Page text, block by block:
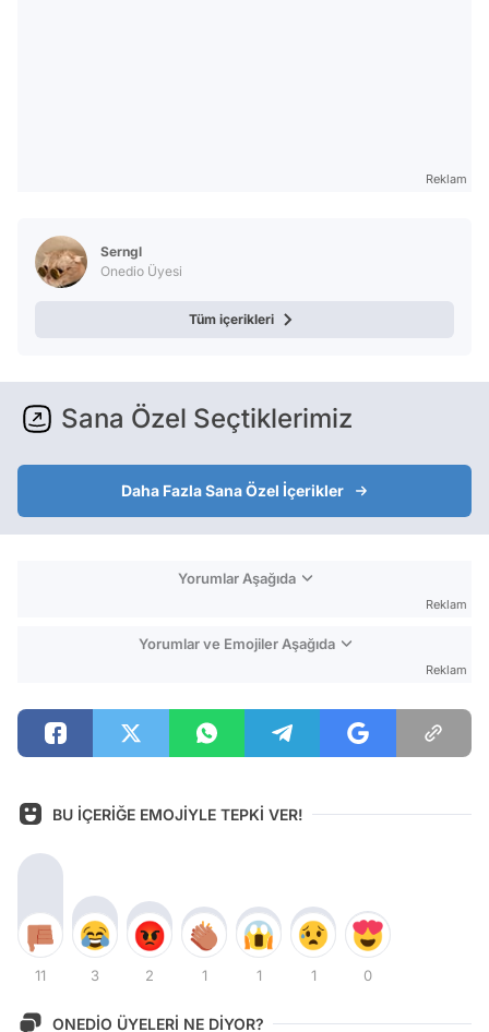
Reklam
Serngl
Onedio Üyesi
Tüm içerikleri
Sana Özel Seçtiklerimiz
Daha Fazla Sana Özel İçerikler
Yorumlar Aşağıda
Reklam
Yorumlar ve Emojiler Aşağıda
Reklam
BU İÇERİĞE EMOJİYLE TEPKİ VER!
11 3 2 1 1 1 0
ONEDİO ÜYELERİ NE DİYOR?